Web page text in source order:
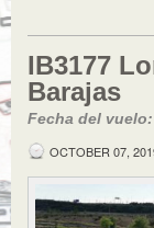
IB3177
Barajas
Fecha del vuelo:
OCTOBER 07,